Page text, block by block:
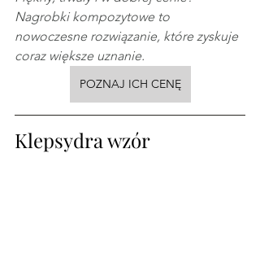
Nagrobki kompozytowe to
nowoczesne rozwiązanie, które zyskuje
coraz większe uznanie.
POZNAJ ICH CENĘ
Klepsydra wzór